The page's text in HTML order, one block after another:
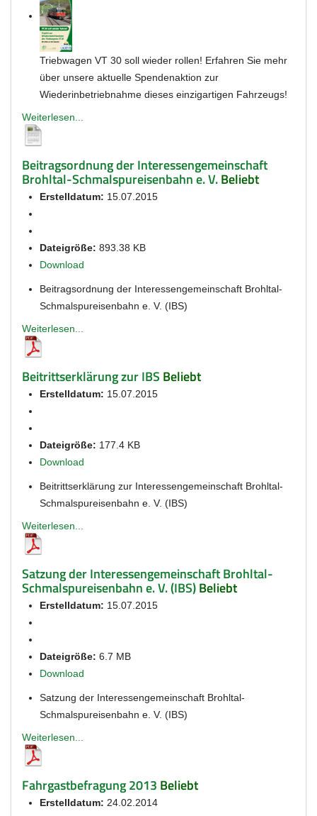
Triebwagen VT 30 soll wieder rollen! Erfahren Sie mehr
über unsere aktuelle Spendenaktion zur
Wiederinbetriebnahme dieses einzigartigen Fahrzeugs!
Weiterlesen...
Beitragsordnung der Interessengemeinschaft
Brohltal-Schmalspureisenbahn e. V.Beliebt
Erstelldatum: 15.07.2015
Dateigröße: 893.38 KB
Download
Beitragsordnung der Interessengemeinschaft Brohltal-
Schmalspureisenbahn e. V. (IBS)
Weiterlesen...
Beitrittserklärung zur IBS Beliebt
Erstelldatum: 15.07.2015
Dateigröße: 177.4 KB
Download
Beitrittserklärung zur Interessengemeinschaft Brohltal-
Schmalspureisenbahn e. V. (IBS)
Weiterlesen...
Satzung der Interessengemeinschaft Brohltal-
Schmalspureisenbahn e. V. (IBS)Beliebt
Erstelldatum: 15.07.2015
Dateigröße: 6.7 MB
Download
Satzung der Interessengemeinschaft Brohltal-
Schmalspureisenbahn e. V. (IBS)
Weiterlesen...
Fahrgastbefragung 2013 Beliebt
Erstelldatum: 24.02.2014